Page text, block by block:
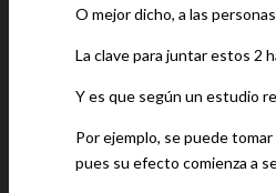
O mejor dicho, a las
La clave para juntar estos 2
Y es que según un estudio
Por ejemplo, se puede
pues su efecto comienza a